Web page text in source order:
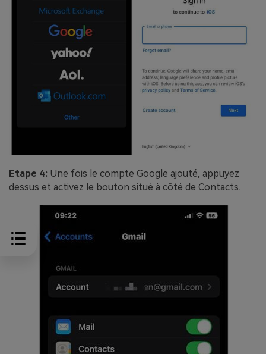
Etape 4: Une fois le compte Google ajouté, appuyez
dessus et activez le bouton situé à côté de Contacts.